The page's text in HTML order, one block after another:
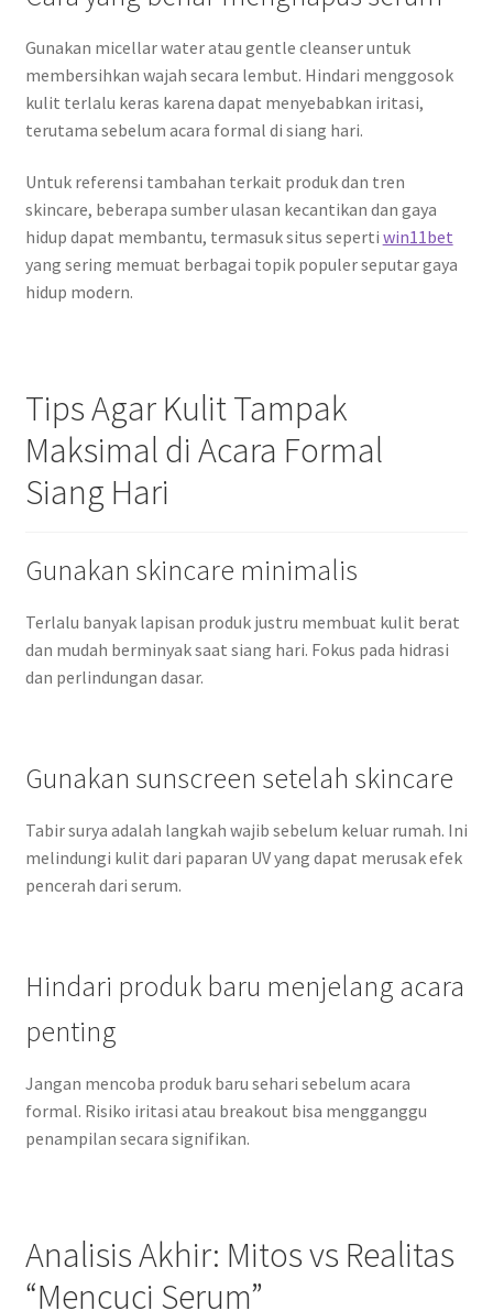
Gunakan micellar water atau gentle cleanser untuk
membersihkan wajah secara lembut. Hindari menggosok
kulit terlalu keras karena dapat menyebabkan iritasi,
terutama sebelum acara formal di siang hari.
Untuk referensi tambahan terkait produk dan tren
skincare, beberapa sumber ulasan kecantikan dan gaya
hidup dapat membantu, termasuk situs seperti win11bet
yang sering memuat berbagai topik populer seputar gaya
hidup modern.
Tips Agar Kulit Tampak
Maksimal di Acara Formal
Siang Hari
Gunakan skincare minimalis
Terlalu banyak lapisan produk justru membuat kulit berat
dan mudah berminyak saat siang hari. Fokus pada hidrasi
dan perlindungan dasar.
Gunakan sunscreen setelah skincare
Tabir surya adalah langkah wajib sebelum keluar rumah. Ini
melindungi kulit dari paparan UV yang dapat merusak efek
pencerah dari serum.
Hindari produk baru menjelang acara
penting
Jangan mencoba produk baru sehari sebelum acara
formal. Risiko iritasi atau breakout bisa mengganggu
penampilan secara signifikan.
Analisis Akhir: Mitos vs Realitas
“Mencuci Serum”